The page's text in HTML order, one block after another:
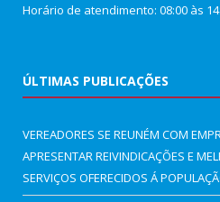
Horário de atendimento: 08:00 às
ÚLTIMAS PUBLICAÇÕES
VEREADORES SE REUNÉM COM
APRESENTAR REIVINDICAÇÕES E
SERVIÇOS OFERECIDOS Á